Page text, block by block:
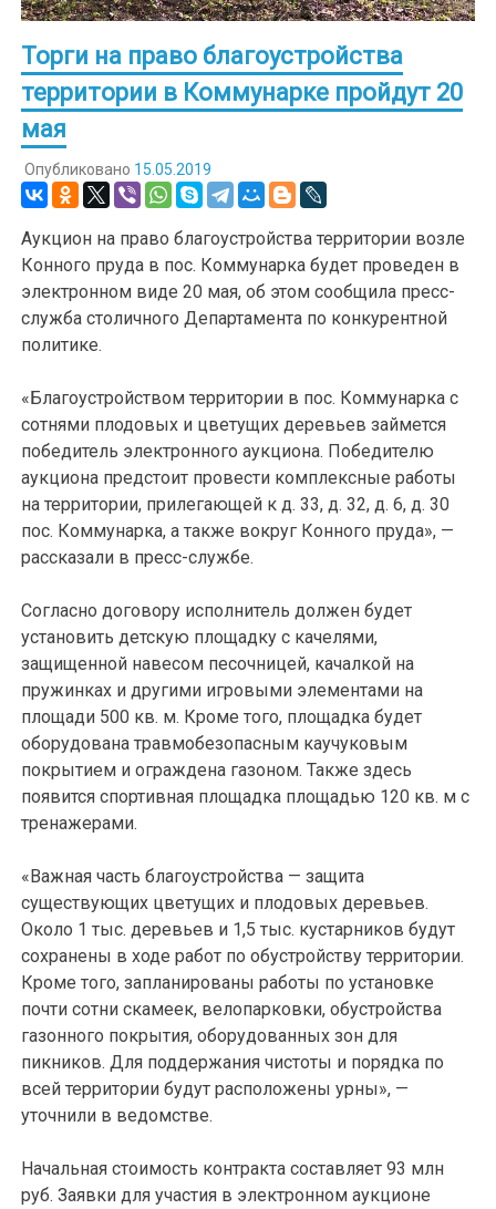
Торги на право благоустройства
территории в Коммунарке пройдут 20
мая
Опубликовано 15.05.2019
Аукцион на право благоустройства территории возле
Конного пруда в пос. Коммунарка будет проведен в
электронном виде 20 мая, об этом сообщила пресс-
служба столичного Департамента по конкурентной
политике.
«Благоустройством территории в пос. Коммунарка с
сотнями плодовых и цветущих деревьев займется
победитель электронного аукциона. Победителю
аукциона предстоит провести комплексные работы
на территории, прилегающей к д. 33, д. 32, д. 6, д. 30
пос. Коммунарка, а также вокруг Конного пруда», —
рассказали в пресс-службе.
Согласно договору исполнитель должен будет
установить детскую площадку с качелями,
защищенной навесом песочницей, качалкой на
пружинках и другими игровыми элементами на
площади 500 кв. м. Кроме того, площадка будет
оборудована травмобезопасным каучуковым
покрытием и ограждена газоном. Также здесь
появится спортивная площадка площадью 120 кв. м с
тренажерами.
«Важная часть благоустройства — защита
существующих цветущих и плодовых деревьев.
Около 1 тыс. деревьев и 1,5 тыс. кустарников будут
сохранены в ходе работ по обустройству территории.
Кроме того, запланированы работы по установке
почти сотни скамеек, велопарковки, обустройства
газонного покрытия, оборудованных зон для
пикников. Для поддержания чистоты и порядка по
всей территории будут расположены урны», —
уточнили в ведомстве.
Начальная стоимость контракта составляет 93 млн
руб. Заявки для участия в электронном аукционе